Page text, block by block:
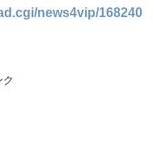
news4vip/168240
ク